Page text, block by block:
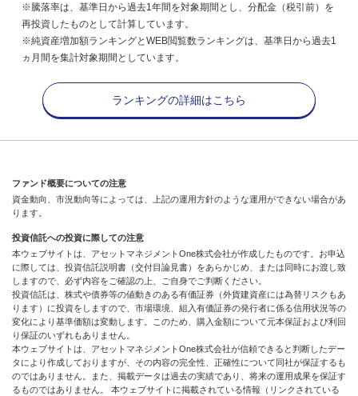
※騰落率は、基準日から過去1年間を対象期間とし、分配金（税引前）を
再投資したものとして計算しています。
※純資産増加額ランキングとWEB閲覧数ランキングは、基準日から過去1
ヵ月間を集計対象期間としています。
ランキングの詳細はこちら
ファンド概要についての注意
資金動向、市況動向等によっては、上記の運用方針のような運用ができない場合があ
ります。
投資信託への投資に際しての注意
本ウェブサイトは、アセットマネジメントOne株式会社が作成したものです。お申込
に際しては、投資信託説明書（交付目論見書）をあらかじめ、または同時にお渡し致
しますので、必ず内容をご確認の上、ご自身でご判断ください。
投資信託は、株式や債券等の値動きのある有価証券（外貨建資産には為替リスクもあ
ります）に投資をしますので、市場環境、組入有価証券の発行者に係る信用状況等の
変化により基準価額は変動します。このため、購入金額について元本保証および利回
り保証のいずれもありません。
本ウェブサイトは、アセットマネジメントOne株式会社が信頼できると判断したデー
タにより作成しておりますが、その内容の完全性、正確性について同社が保証するも
のではありません。また、掲載データは過去の実績であり、将来の運用成果を保証す
るものではありません。 本ウェブサイトに掲載されている情報（リンクされている